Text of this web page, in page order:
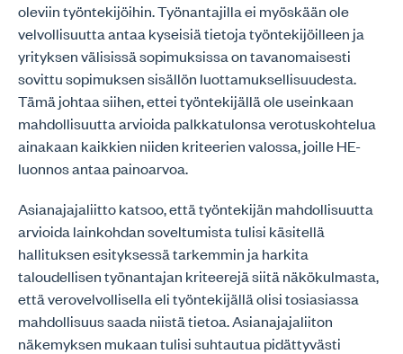
oleviin työntekijöihin. Työnantajilla ei myöskään ole
velvollisuutta antaa kyseisiä tietoja työntekijöilleen ja
yrityksen välisissä sopimuksissa on tavanomaisesti
sovittu sopimuksen sisällön luottamuksellisuudesta.
Tämä johtaa siihen, ettei työntekijällä ole useinkaan
mahdollisuutta arvioida palkkatulonsa verotuskohtelua
ainakaan kaikkien niiden kriteerien valossa, joille HE-
luonnos antaa painoarvoa.
Asianajajaliitto katsoo, että työntekijän mahdollisuutta
arvioida lainkohdan soveltumista tulisi käsitellä
hallituksen esityksessä tarkemmin ja harkita
taloudellisen työnantajan kriteerejä siitä näkökulmasta,
että verovelvollisella eli työntekijällä olisi tosiasiassa
mahdollisuus saada niistä tietoa. Asianajajaliiton
näkemyksen mukaan tulisi suhtautua pidättyvästi